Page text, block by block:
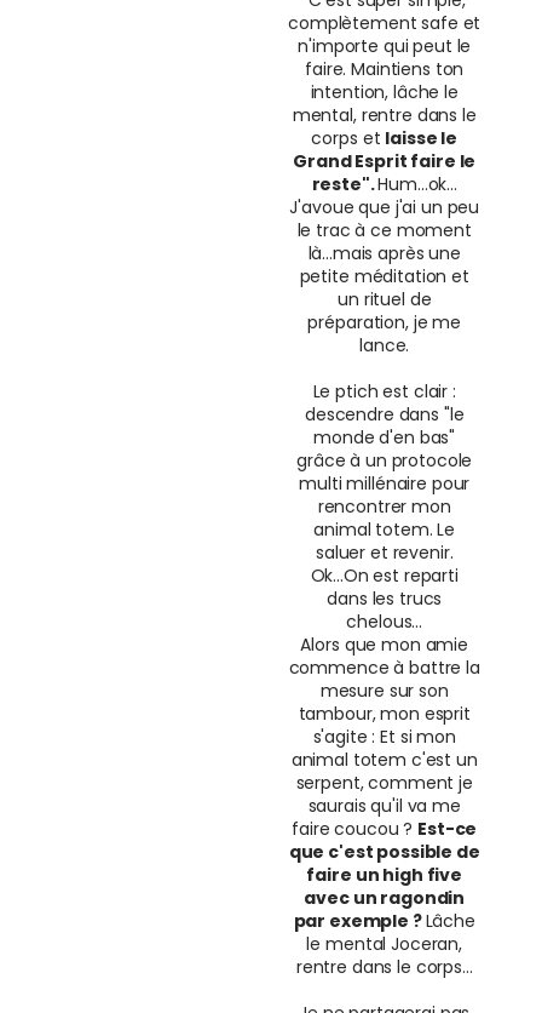
complètement safe et
n'importe qui peut le
faire. Maintiens ton
intention, lâche le
mental, rentre dans le
corps et laisse le
Grand Esprit faire le
reste".Hum...ok...
J'avoue que j'ai un peu
le trac à ce moment
là...mais après une
petite méditation et
un rituel de
préparation, je me
lance.
Le ptich est clair :
descendre dans "le
monde d'en bas"
grâce à un protocole
multi millénaire pour
rencontrer mon
animal totem. Le
saluer et revenir.
Ok...On est reparti
dans les trucs
chelous...
Alors que mon amie
commence à battre la
mesure sur son
tambour, mon esprit
s'agite : Et si mon
animal totem c'est un
serpent, comment je
saurais qu'il va me
faire coucou ? Est-ce
que c'est possible de
faire un high five
avec un ragondin
par exemple ?Lâche
le mental Joceran,
rentre dans le corps...